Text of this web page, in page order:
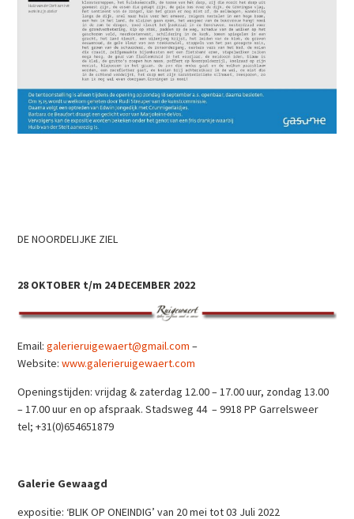
DE NOORDELIJKE ZIEL
28 OKTOBER t/m 24 DECEMBER 2022
Email:galerieruigewaert@gmail.com –
Website:www.galerieruigewaert.com
Openingstijden: vrijdag & zaterdag 12.00 – 17.00 uur, zondag 13.00
– 17.00 uur en op afspraak. Stadsweg 44 – 9918 PP Garrelsweer
tel; +31(0)654651879
Galerie Gewaagd
expositie: ‘BLIK OP ONEINDIG’ van 20 mei tot 03 Juli 2022